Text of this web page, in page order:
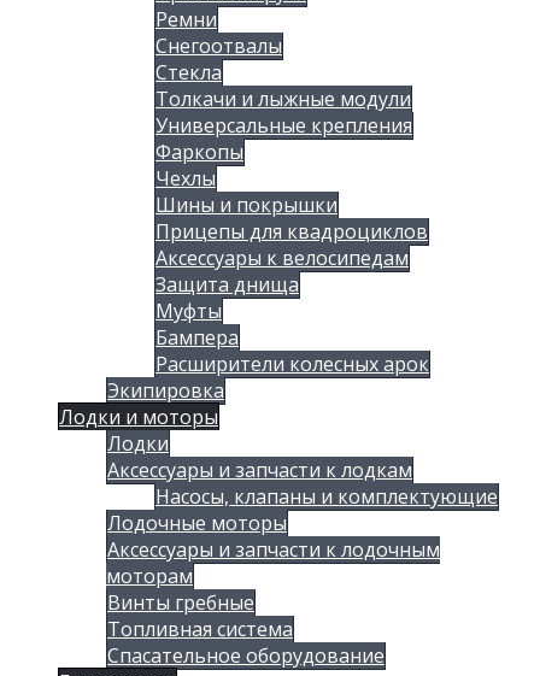
Ремни
Снегоотвалы
Стекла
Толкачи и лыжные модули
Универсальные крепления
Фаркопы
Чехлы
Шины и покрышки
Прицепы для квадроциклов
Аксессуары к велосипедам
Защита днища
Муфты
Бампера
Расширители колесных арок
Экипировка
Лодки и моторы
Лодки
Аксессуары и запчасти к лодкам
Насосы, клапаны и комплектующие
Лодочные моторы
Аксессуары и запчасти к лодочным
моторам
Винты гребные
Топливная система
Спасательное оборудование